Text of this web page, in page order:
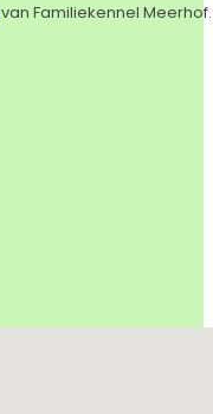
van Familiekennel Meerhof.